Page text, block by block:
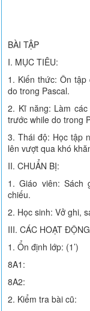
BÀI TẬP
I. MỤC TIÊU:
1. Kiến thức: Ôn
do trong Pascal.
2. Kĩ năng: Làm
trước while do trong
3. Thái độ: Học tập
lên vượt qua khó
II. CHUẨN BỊ:
1. Giáo viên: Sách
chiếu.
2. Học sinh: Vở ghi,
III. CÁC HOẠT
1. Ổn định lớp: (1’)
8A1:
8A2:
2. Kiểm tra bài cũ: